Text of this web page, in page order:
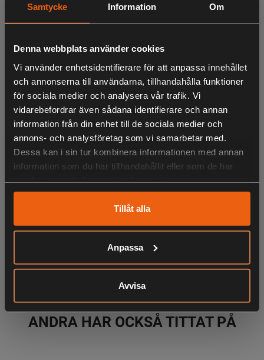
Samtycke Information Om
Denna webbplats använder cookies
Vi använder enhetsidentifierare för att anpassa innehållet
och annonserna till användarna, tillhandahålla funktioner
för sociala medier och analysera vår trafik. Vi
vidarebefordrar även sådana identifierare och annan
information från din enhet till de sociala medier och
annons- och analysföretag som vi samarbetar med.
Dessa kan i sin tur kombinera informationen med annan
information som du har tillhandahållit eller som de har
Tillåt alla
Anpassa
Avvisa
tag kontakt med oss för aktuell lagerstatus i butik
Beskrivning Specifikation
- Radioficka på vänster sida med antennutgång på axeln
- Sidfickor med dragkedja
- Ventilationsöppningar under armarna
- Justerbar i ärmslut och nederkant
- Modernt snitt
LIKNANDE PRODUKTER
KÖPS OFTA TILLSAMMANS
ANDRA HAR OCKSÅ TITTAT PÅ